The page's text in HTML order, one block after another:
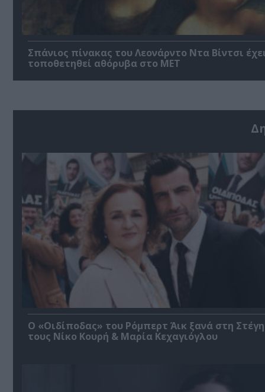
Σπάνιος πίνακας του Λεονάρντο Ντα Βίντσι
τοποθετηθεί αθόρυβα στο MET
O «Οιδίποδας» του Ρόμπερτ Άικ ξανά στη
τους Νίκο Κουρή & Μαρία Κεχαγιόγλου